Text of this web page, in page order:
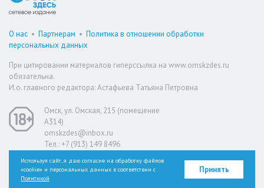
О нас • Партнерам • Политика в отношении обработки
персональных данных
При цитировании материалов гиперссылка на www.omskzdes.ru
обязательна.
И.о. главного редактора: Астафьева Татьяна Петровна
Омск, ул. Омская, 215 (помещение
А314)
omskzdes@inbox.ru
Тел.: +7 (913) 149 8496
Версия для слабовидящих
Используя сайт, я даю согласие на обработку файлов
«cookie» и персональных данных в соответствии с
Политикой
Принять